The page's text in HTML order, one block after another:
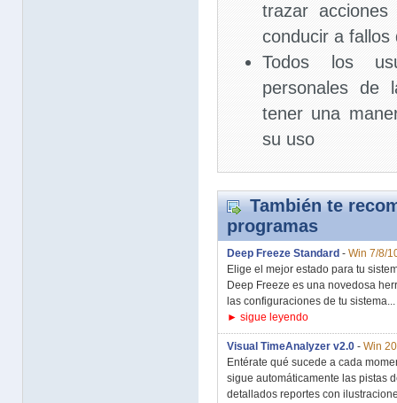
trazar
conducir a fallos
Todos los
personales de
tener una
su uso
También te
programas
Deep Freeze Standard - Win 7/8/
Elige el mejor estado para tu
Deep Freeze es una novedosa
las configuraciones de tu sistema...
► sigue leyendo
Visual TimeAnalyzer v2.0 - Win
Entérate qué sucede a cada
sigue automáticamente las pistas
detallados reportes con